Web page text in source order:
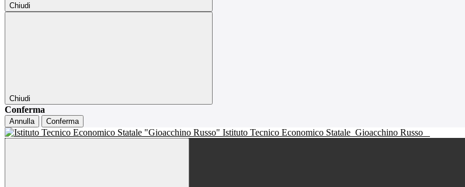
Chiudi
Chiudi
Conferma
Annulla Conferma
Istituto Tecnico Economico Statale Gioacchino Russo